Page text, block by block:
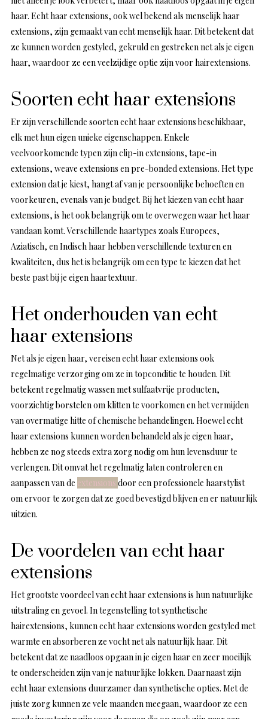
haar. Echt haar extensions, ook wel bekend als menselijk haar
extensions, zijn gemaakt van echt menselijk haar. Dit betekent dat
ze kunnen worden gestyled, gekruld en gestreken net als je eigen
haar, waardoor ze een veelzijdige optie zijn voor hairextensions.
Soorten echt haar extensions
Er zijn verschillende soorten echt haar extensions beschikbaar,
elk met hun eigen unieke eigenschappen. Enkele
veelvoorkomende typen zijn clip-in extensions, tape-in
extensions, weave extensions en pre-bonded extensions. Het type
extension dat je kiest, hangt af van je persoonlijke behoeften en
voorkeuren, evenals van je budget. Bij het kiezen van echt haar
extensions, is het ook belangrijk om te overwegen waar het haar
vandaan komt. Verschillende haartypes zoals Europees,
Aziatisch, en Indisch haar hebben verschillende texturen en
kwaliteiten, dus het is belangrijk om een type te kiezen dat het
beste past bij je eigen haartextuur.
Het onderhouden van echt
haar extensions
Net als je eigen haar, vereisen echt haar extensions ook
regelmatige verzorging om ze in topconditie te houden. Dit
betekent regelmatig wassen met sulfaatvrije producten,
voorzichtig borstelen om klitten te voorkomen en het vermijden
van overmatige hitte of chemische behandelingen. Hoewel echt
haar extensions kunnen worden behandeld als je eigen haar,
hebben ze nog steeds extra zorg nodig om hun levensduur te
verlengen. Dit omvat het regelmatig laten controleren en
aanpassen van de extensions door een professionele haarstylist
om ervoor te zorgen dat ze goed bevestigd blijven en er natuurlijk
uitzien.
De voordelen van echt haar
extensions
Het grootste voordeel van echt haar extensions is hun natuurlijke
uitstraling en gevoel. In tegenstelling tot synthetische
hairextensions, kunnen echt haar extensions worden gestyled met
warmte en absorberen ze vocht net als natuurlijk haar. Dit
betekent dat ze naadloos opgaan in je eigen haar en zeer moeilijk
te onderscheiden zijn van je natuurlijke lokken. Daarnaast zijn
echt haar extensions duurzamer dan synthetische opties. Met de
juiste zorg kunnen ze vele maanden meegaan, waardoor ze een